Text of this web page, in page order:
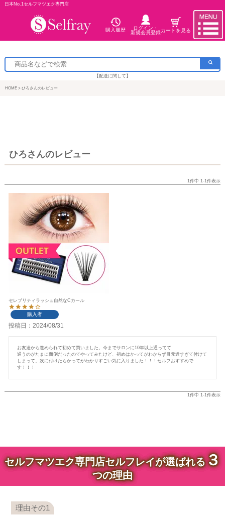
日本No.1セルフマツエク専門店
購入履歴
ログイン・
新規会員登録カートを見る
【配送に関して】
HOME ひろさんのレビュー
ひろさんのレビュー
1件中 1-1件表示
セレブリティラッシュ自然なCカール
購入者
投稿日 2024/08/31
お友達から進められて初めて買いました。今までサロンに10年以上通ってて
通うのがたまに面倒だったのでやってみたけど、初めはかってがわからず目元近すぎて付けて
しまって。次に付けたらかってがわかりすごい気に入りました！！！セルフおすすめで
す！！！
1件中 1-1件表示
セルフマツエク専門店セルフレイが選ばれる３
つの理由